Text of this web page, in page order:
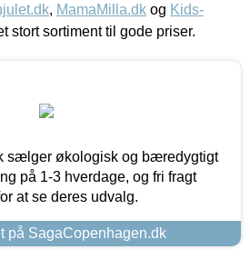
, MamaMilla.dk og Kids-
stort sortiment til gode priser.
sælger økologisk og bæredygtigt
på 1-3 hverdage, og fri fragt
at se deres udvalg.
på SagaCopenhagen.dk